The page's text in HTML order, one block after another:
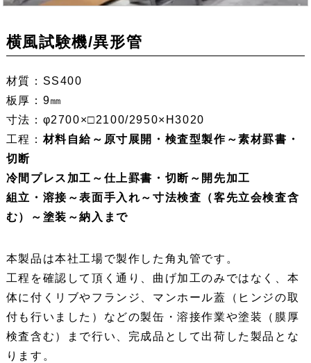
横風試験機/異形管
材質：SS400
板厚：9㎜
寸法：φ2700×□2100/2950×H3020
工程：材料自給～原寸展開・検査型製作～素材罫書・
切断
冷間プレス加工～仕上罫書・切断～開先加工
組立・溶接～表面手入れ～寸法検査（客先立会検査含
む）～塗装～納入まで
本製品は本社工場で製作した角丸管です。
工程を確認して頂く通り、曲げ加工のみではなく、本
体に付くリブやフランジ、マンホール蓋（ヒンジの取
付も行いました）などの製缶・溶接作業や塗装（膜厚
検査含む）まで行い、完成品として出荷した製品とな
ります。